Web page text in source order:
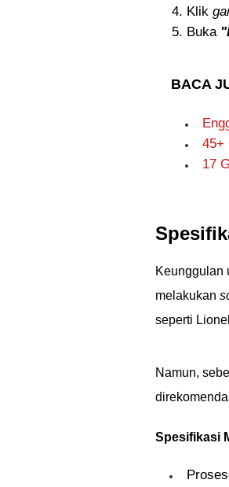
Klik
Buka
BACA
45+
17
Keunggulan
melakukan
seperti
Namun,
Spesifikasi